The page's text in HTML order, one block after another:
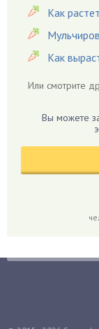
Георгины
Герань
Гиацинт
Гиппеаструм
Годжи
Голубика
Гуава
Как
Как
Или смотрите
Вы можете